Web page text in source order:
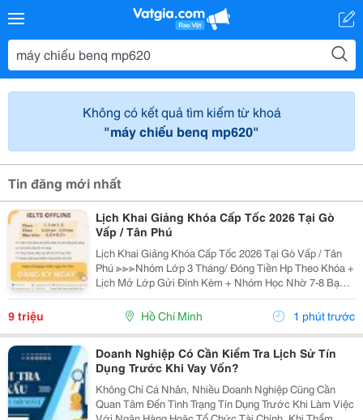
Không có kết quả tìm kiếm từ khoá
"máy chiếu benq mp620"
Tin đăng mới nhất
Lịch Khai Giảng Khóa Cấp Tốc 2026 Tại Gò
Vấp / Tân Phú
Lịch Khai Giảng Khóa Cấp Tốc 2026 Tại Gò Vấp / Tân
Phú ≫≫≫Nhóm Lớp 3 Tháng/ Đóng Tiền Hp Theo Khóa +
Lịch Mở Lớp Gửi Đính Kèm + Nhóm Học Nhờ 7-8 Bạn/
Lớp + Giáo Trình Ielts Có Band Điểm Lộ Trình, Sách
Nước Ngoài Bám Sát + Chia Đều 4 Kỹ...
9 triệu Hồ Chí Minh 1 phút trước
Doanh Nghiệp Có Cần Kiểm Tra Lịch Sử Tín
Dụng Trước Khi Vay Vốn?
Không Chỉ Cá Nhân, Nhiều Doanh Nghiệp Cũng Cần
Quan Tâm Đến Tình Trạng Tín Dụng Trước Khi Làm Việc